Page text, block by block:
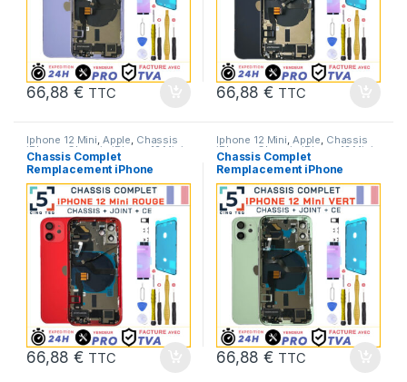
66,88€ TTC 66,88€ TTC
Iphone 12 Mini, Apple, Chassis
iPhone, Chassis iPhone 12 Mini
Pieces Portable
Chassis Complet
Remplacement iPhone
12 Mini Rouge +Joint
+NFC +Kit
66,88€ TTC
Iphone 12 Mini, Apple, Chassis
iPhone, Chassis iPhone 12 Mini
Pieces Portable
Chassis Complet
Remplacement iPhone
12 Mini Vert +Joint +NFC
+Kit
66,88€ TTC